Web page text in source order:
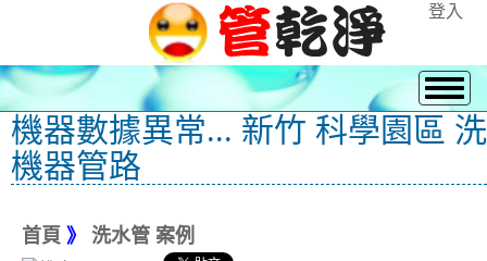
登入
機器數據異常... 新竹 科學園區 洗
機器管路
首頁 》 洗水管 案例